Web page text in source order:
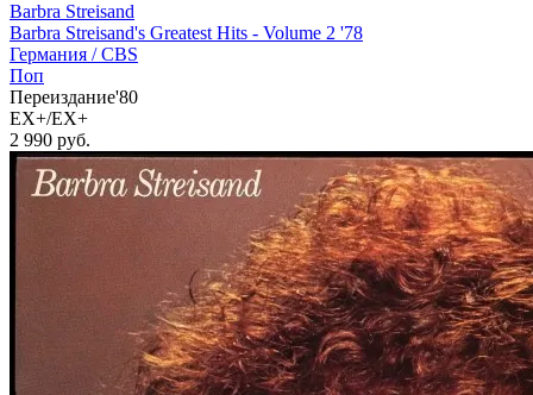
Barbra Streisand
Barbra Streisand's Greatest Hits - Volume 2 '78
Германия /CBS
Поп
Переиздание'80
EX+/EX+
2 990 руб.